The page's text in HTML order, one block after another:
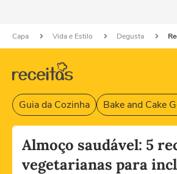
Capa Vida e Estilo Degusta
Guia da Cozinha Bake and Cake
Almoço saudável: 5
vegetarianas para